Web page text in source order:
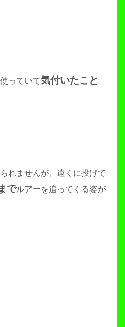
っていて気付いたこと
れませんが、遠くに投げて
でルアーを追ってくる姿が